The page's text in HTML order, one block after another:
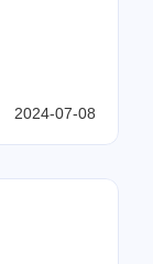
2024-07-08